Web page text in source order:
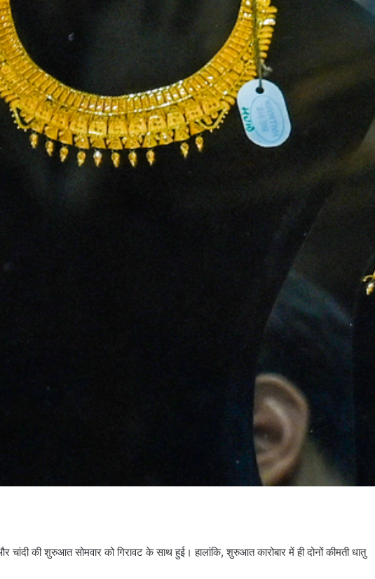
की शुरुआत सोमवार को गिरावट के साथ हुई। हालांकि, शुरुआत कारोबार में ही दोनों कीमती धातु